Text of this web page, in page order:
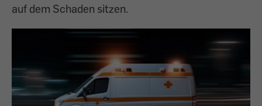
auf dem Schaden sitzen.